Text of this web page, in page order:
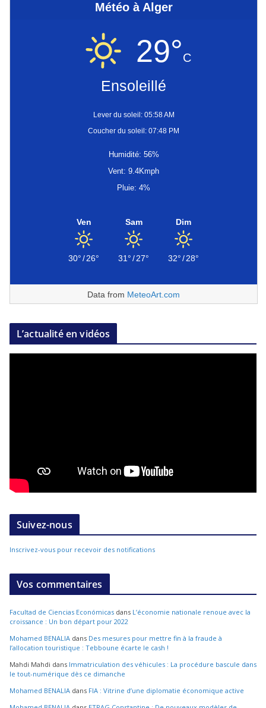
Météo à Alger
29°C
Ensoleillé
Lever du soleil: 05:58 AM
Coucher du soleil: 07:48 PM
Humidité: 56%
Vent: 9.4Kmph
Pluie: 4%
Ven
30°/26°
Sam
31°/27°
Dim
32°/28°
Data from MeteoArt.com
L’actualité en vidéos
Suivez-nous
Inscrivez-vous pour recevoir des notifications
Vos commentaires
Facultad de Ciencias Económicas dans L’économie nationale renoue avec la
croissance : Un bon départ pour 2022
Mohamed BENALIA dans Des mesures pour mettre fin à la fraude à
l’allocation touristique : Tebboune écarte le cash !
Mahdi Mahdi dans Immatriculation des véhicules : La procédure bascule dans
le tout-numérique dès ce dimanche
Mohamed BENALIA dans FIA : Vitrine d’une diplomatie économique active